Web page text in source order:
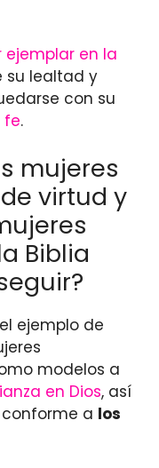
ejemplar en la
su lealtad y
con su
fe.
mujeres
virtud y
Biblia
ejemplo de
modelos a
en Dios, así
a los